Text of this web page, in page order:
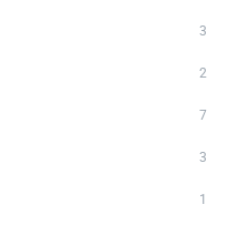
3
2
7
3
1